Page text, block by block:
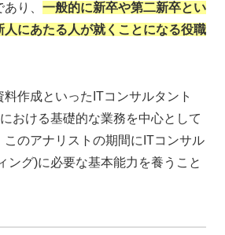
り、 一般的に新卒や第二新卒とい
人にあたる人が就くことになる役職
作成といったITコンサルタント
おける基礎的な業務を中心として
のアナリストの期間にITコンサル
ング)に必要な基本能力を養うこと